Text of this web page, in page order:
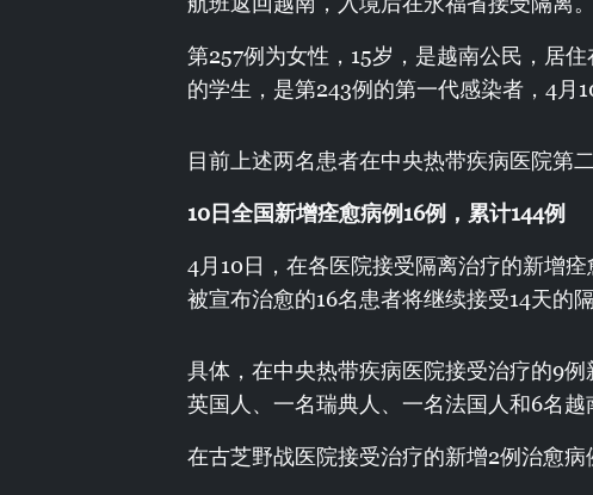
第257例为女性，15岁，是越南公民，居
的学生，是第243例的第一代感染者，4月
目前上述两名患者在中央热带疾病医院第
10日全国新增痊愈病例16例，累计144例
4月10日，在各医院接受隔离治疗的新增
被宣布治愈的16名患者将继续接受14天的
具体，在中央热带疾病医院接受治疗的9
英国人、一名瑞典人、一名法国人和6名越
在古芝野战医院接受治疗的新增2例治愈病